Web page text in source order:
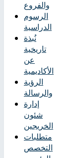
والفروع
الرسوم
الدراسية
نُبذة
تاريخية
عن
الأكاديمية
الرؤية
والرسالة
إدارة
شئون
الخريجين
متطلبات
التخصص